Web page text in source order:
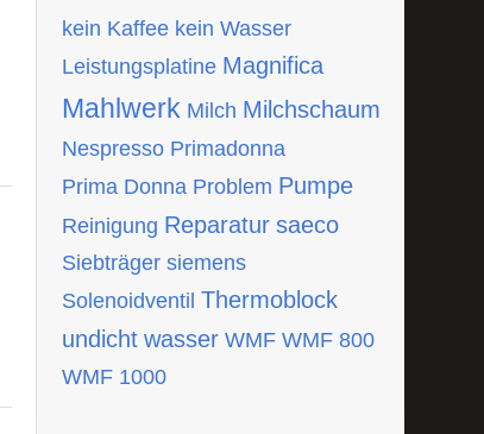
kein Kaffee kein Wasser
Leistungsplatine Magnifica
Mahlwerk Milch Milchschaum
Nespresso Primadonna
Prima Donna Problem Pumpe
Reinigung Reparatur saeco
Siebträger siemens
Solenoidventil Thermoblock
undicht wasser WMF WMF 800
WMF 1000